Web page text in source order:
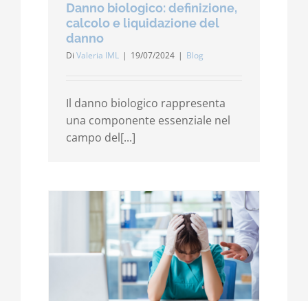
Danno biologico: definizione,
calcolo e liquidazione del
danno
Di Valeria IML | 19/07/2024 | Blog
Il danno biologico rappresenta
una componente essenziale nel
campo del[...]